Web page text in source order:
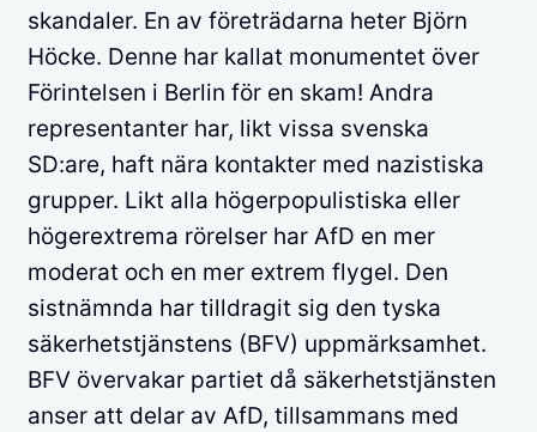
skandaler. En av företrädarna heter Björn
Höcke. Denne har kallat monumentet över
Förintelsen i Berlin för en skam! Andra
representanter har, likt vissa svenska
SD:are, haft nära kontakter med nazistiska
grupper. Likt alla högerpopulistiska eller
högerextrema rörelser har AfD en mer
moderat och en mer extrem flygel. Den
sistnämnda har tilldragit sig den tyska
säkerhetstjänstens (BFV) uppmärksamhet.
BFV övervakar partiet då säkerhetstjänsten
anser att delar av AfD, tillsammans med